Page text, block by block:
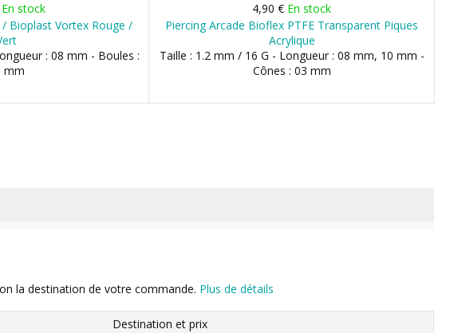
En stock
Bioplast Vortex Rouge /
: 08 mm - Boules :
mm
4,90 € En stock
Piercing Arcade Bioflex PTFE Transparent Piques
Acrylique
Taille : 1.2 mm / 16 G - Longueur : 08 mm, 10 mm -
Cônes : 03 mm
la destination de votre commande. Plus de détails
Destination et prix